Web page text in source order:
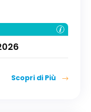
Scopri di Più